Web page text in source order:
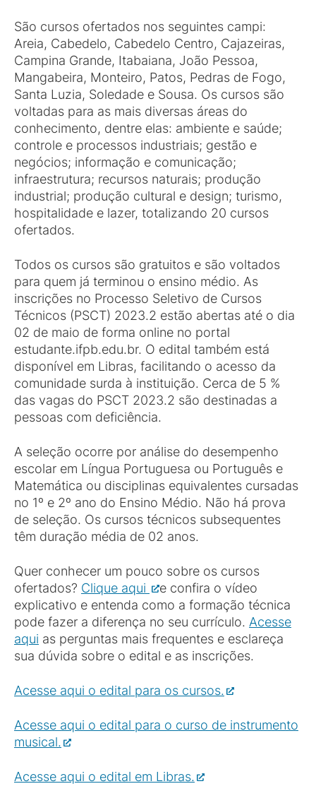
São cursos ofertados nos seguintes campi:
Areia, Cabedelo, Cabedelo Centro, Cajazeiras,
Campina Grande, Itabaiana, João Pessoa,
Mangabeira, Monteiro, Patos, Pedras de Fogo,
Santa Luzia, Soledade e Sousa. Os cursos são
voltadas para as mais diversas áreas do
conhecimento, dentre elas: ambiente e saúde;
controle e processos industriais; gestão e
negócios; informação e comunicação;
infraestrutura; recursos naturais; produção
industrial; produção cultural e design; turismo,
hospitalidade e lazer, totalizando 20 cursos
ofertados.
Todos os cursos são gratuitos e são voltados
para quem já terminou o ensino médio. As
inscrições no Processo Seletivo de Cursos
Técnicos (PSCT) 2023.2 estão abertas até o dia
02 de maio de forma online no portal
estudante.ifpb.edu.br. O edital também está
disponível em Libras, facilitando o acesso da
comunidade surda à instituição. Cerca de 5 %
das vagas do PSCT 2023.2 são destinadas a
pessoas com deficiência.
A seleção ocorre por análise do desempenho
escolar em Língua Portuguesa ou Português e
Matemática ou disciplinas equivalentes cursadas
no 1º e 2º ano do Ensino Médio. Não há prova
de seleção. Os cursos técnicos subsequentes
têm duração média de 02 anos.
Quer conhecer um pouco sobre os cursos
ofertados? Clique aqui
e confira o vídeo
explicativo e entenda como a formação técnica
pode fazer a diferença no seu currículo. Acesse
aqui as perguntas mais frequentes e esclareça
sua dúvida sobre o edital e as inscrições.
Acesse aqui o edital para os cursos.
Acesse aqui o edital para o curso de instrumento
musical.
Acesse aqui o edital em Libras.